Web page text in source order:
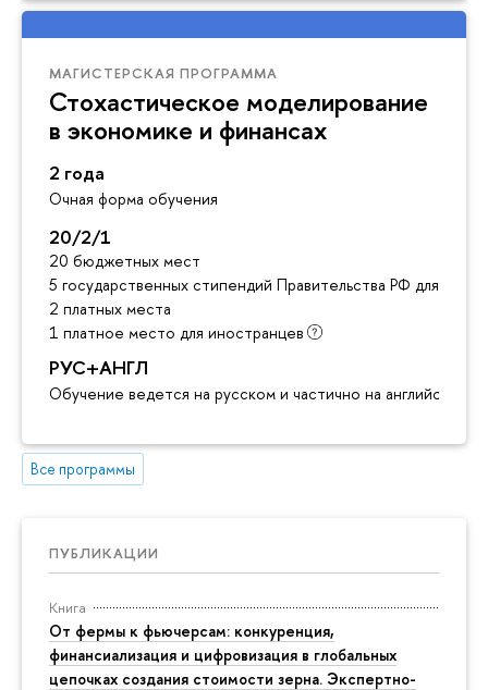
МАГИСТЕРСКАЯ ПРОГРАММА
Стохастическое моделирование
в экономике и финансах
2 года
Очная форма обучения
20/2/1
20 бюджетных мест
5 государственных стипендий Правительства РФ для
2 платных места
1 платное место для иностранцев
РУС+АНГЛ
Обучение ведется на русском и частично на английском
Все программы
ПУБЛИКАЦИИ
Книга
От фермы к фьючерсам: конкуренция,
финансиализация и цифровизация в глобальных
цепочках создания стоимости зерна. Экспертно-